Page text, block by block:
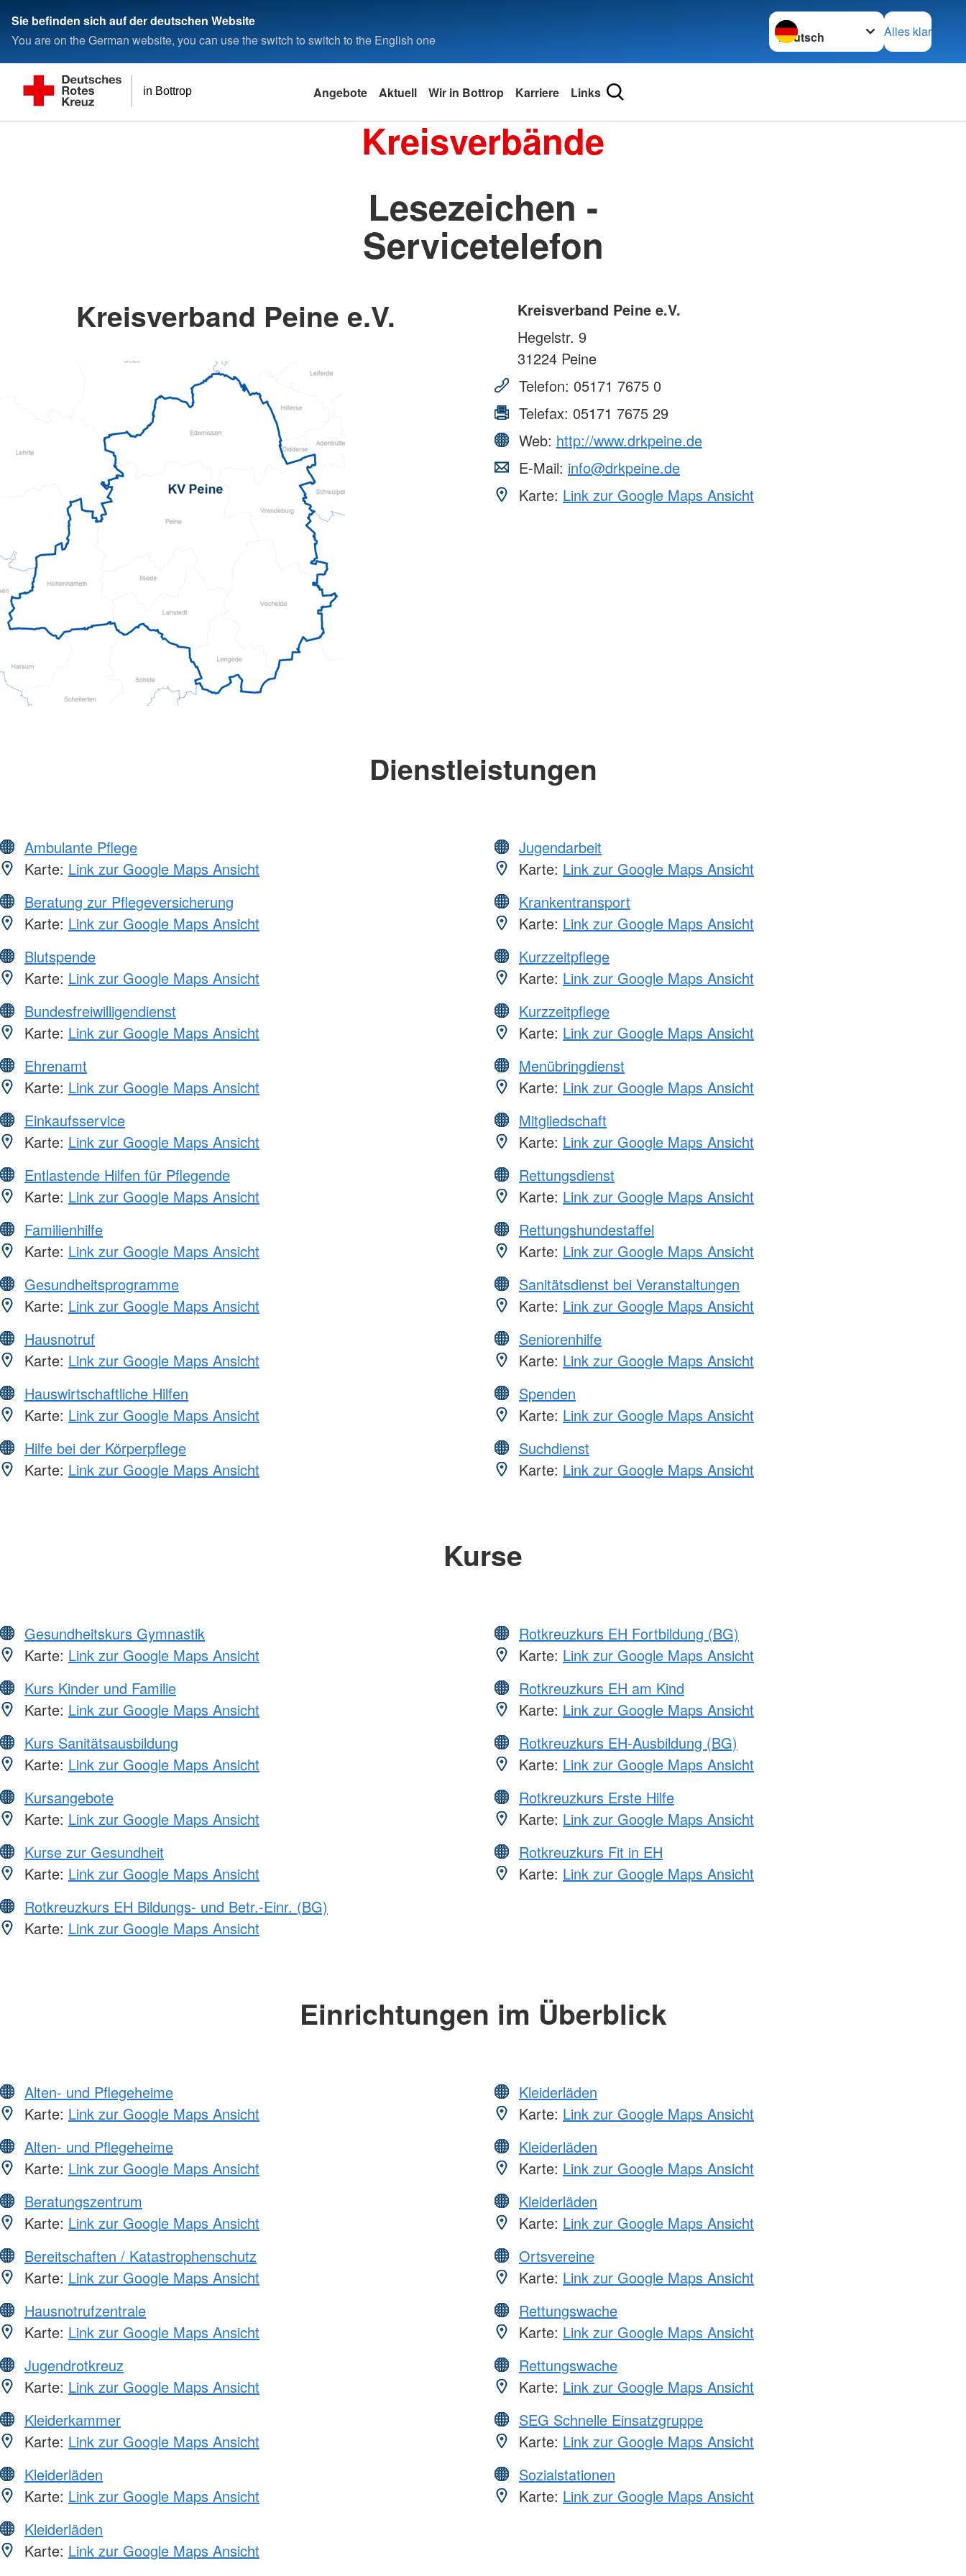
Sie befinden sich auf der deutschen Website
You are on the German website, you can use the switch to switch to the English one
Sprache wechseln zu
Alles klar
in Bottrop Angebote Aktuell Wir in Bottrop Karriere Links
Kreisverbände
Lesezeichen -
Servicetelefon
Kreisverband Peine e.V.
Kreisverband Peine e.V.
Hegelstr. 9
31224 Peine
Telefon: 05171 7675 0
Telefax: 05171 7675 29
Web: http://www.drkpeine.de
E-Mail: info@drkpeine.de
Karte: Link zur Google Maps Ansicht
Dienstleistungen
Ambulante Pflege
Karte: Link zur Google Maps Ansicht
Beratung zur Pflegeversicherung
Karte: Link zur Google Maps Ansicht
Blutspende
Karte: Link zur Google Maps Ansicht
Bundesfreiwilligendienst
Karte: Link zur Google Maps Ansicht
Ehrenamt
Karte: Link zur Google Maps Ansicht
Einkaufsservice
Karte: Link zur Google Maps Ansicht
Entlastende Hilfen für Pflegende
Karte: Link zur Google Maps Ansicht
Familienhilfe
Karte: Link zur Google Maps Ansicht
Gesundheitsprogramme
Karte: Link zur Google Maps Ansicht
Hausnotruf
Karte: Link zur Google Maps Ansicht
Hauswirtschaftliche Hilfen
Karte: Link zur Google Maps Ansicht
Hilfe bei der Körperpflege
Karte: Link zur Google Maps Ansicht
Jugendarbeit
Karte: Link zur Google Maps Ansicht
Krankentransport
Karte: Link zur Google Maps Ansicht
Kurzzeitpflege
Karte: Link zur Google Maps Ansicht
Kurzzeitpflege
Karte: Link zur Google Maps Ansicht
Menübringdienst
Karte: Link zur Google Maps Ansicht
Mitgliedschaft
Karte: Link zur Google Maps Ansicht
Rettungsdienst
Karte: Link zur Google Maps Ansicht
Rettungshundestaffel
Karte: Link zur Google Maps Ansicht
Sanitätsdienst bei Veranstaltungen
Karte: Link zur Google Maps Ansicht
Seniorenhilfe
Karte: Link zur Google Maps Ansicht
Spenden
Karte: Link zur Google Maps Ansicht
Suchdienst
Karte: Link zur Google Maps Ansicht
Kurse
Gesundheitskurs Gymnastik
Karte: Link zur Google Maps Ansicht
Kurs Kinder und Familie
Karte: Link zur Google Maps Ansicht
Kurs Sanitätsausbildung
Karte: Link zur Google Maps Ansicht
Kursangebote
Karte: Link zur Google Maps Ansicht
Kurse zur Gesundheit
Karte: Link zur Google Maps Ansicht
Rotkreuzkurs EH Bildungs- und Betr.-Einr. (BG)
Karte: Link zur Google Maps Ansicht
Rotkreuzkurs EH Fortbildung (BG)
Karte: Link zur Google Maps Ansicht
Rotkreuzkurs EH am Kind
Karte: Link zur Google Maps Ansicht
Rotkreuzkurs EH-Ausbildung (BG)
Karte: Link zur Google Maps Ansicht
Rotkreuzkurs Erste Hilfe
Karte: Link zur Google Maps Ansicht
Rotkreuzkurs Fit in EH
Karte: Link zur Google Maps Ansicht
Einrichtungen im Überblick
Alten- und Pflegeheime
Karte: Link zur Google Maps Ansicht
Alten- und Pflegeheime
Karte: Link zur Google Maps Ansicht
Beratungszentrum
Karte: Link zur Google Maps Ansicht
Bereitschaften / Katastrophenschutz
Karte: Link zur Google Maps Ansicht
Hausnotrufzentrale
Karte: Link zur Google Maps Ansicht
Jugendrotkreuz
Karte: Link zur Google Maps Ansicht
Kleiderkammer
Karte: Link zur Google Maps Ansicht
Kleiderläden
Karte: Link zur Google Maps Ansicht
Kleiderläden
Karte: Link zur Google Maps Ansicht
Kleiderläden
Karte: Link zur Google Maps Ansicht
Kleiderläden
Karte: Link zur Google Maps Ansicht
Kleiderläden
Karte: Link zur Google Maps Ansicht
Ortsvereine
Karte: Link zur Google Maps Ansicht
Rettungswache
Karte: Link zur Google Maps Ansicht
Rettungswache
Karte: Link zur Google Maps Ansicht
SEG Schnelle Einsatzgruppe
Karte: Link zur Google Maps Ansicht
Sozialstationen
Karte: Link zur Google Maps Ansicht